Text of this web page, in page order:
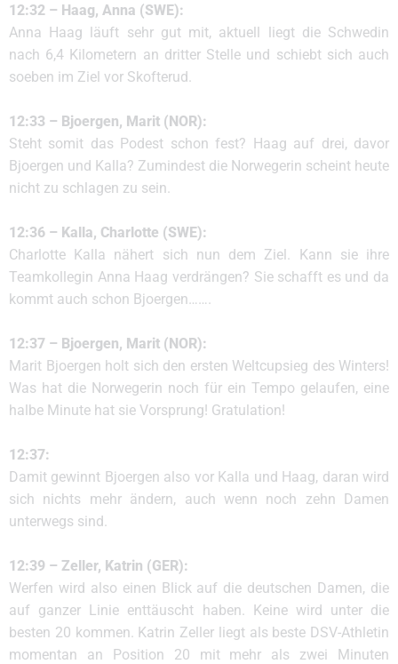
12:32 – Haag, Anna (SWE):
Anna Haag läuft sehr gut mit, aktuell liegt die Schwedin
nach 6,4 Kilometern an dritter Stelle und schiebt sich auch
soeben im Ziel vor Skofterud.
12:33 – Bjoergen, Marit (NOR):
Steht somit das Podest schon fest? Haag auf drei, davor
Bjoergen und Kalla? Zumindest die Norwegerin scheint heute
nicht zu schlagen zu sein.
12:36 – Kalla, Charlotte (SWE):
Charlotte Kalla nähert sich nun dem Ziel. Kann sie ihre
Teamkollegin Anna Haag verdrängen? Sie schafft es und da
kommt auch schon Bjoergen…….
12:37 – Bjoergen, Marit (NOR):
Marit Bjoergen holt sich den ersten Weltcupsieg des Winters!
Was hat die Norwegerin noch für ein Tempo gelaufen, eine
halbe Minute hat sie Vorsprung! Gratulation!
12:37:
Damit gewinnt Bjoergen also vor Kalla und Haag, daran wird
sich nichts mehr ändern, auch wenn noch zehn Damen
unterwegs sind.
12:39 – Zeller, Katrin (GER):
Werfen wird also einen Blick auf die deutschen Damen, die
auf ganzer Linie enttäuscht haben. Keine wird unter die
besten 20 kommen. Katrin Zeller liegt als beste DSV-Athletin
momentan an Position 20 mit mehr als zwei Minuten